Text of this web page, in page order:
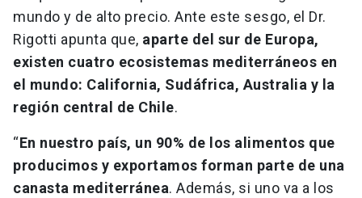
mundo y de alto precio. Ante este sesgo, el Dr.
Rigotti apunta que, aparte del sur de Europa,
existen cuatro ecosistemas mediterráneos en
el mundo: California, Sudáfrica, Australia y la
región central de Chile.
“En nuestro país, un 90% de los alimentos que
producimos y exportamos forman parte de una
canasta mediterránea. Además, si uno va a los